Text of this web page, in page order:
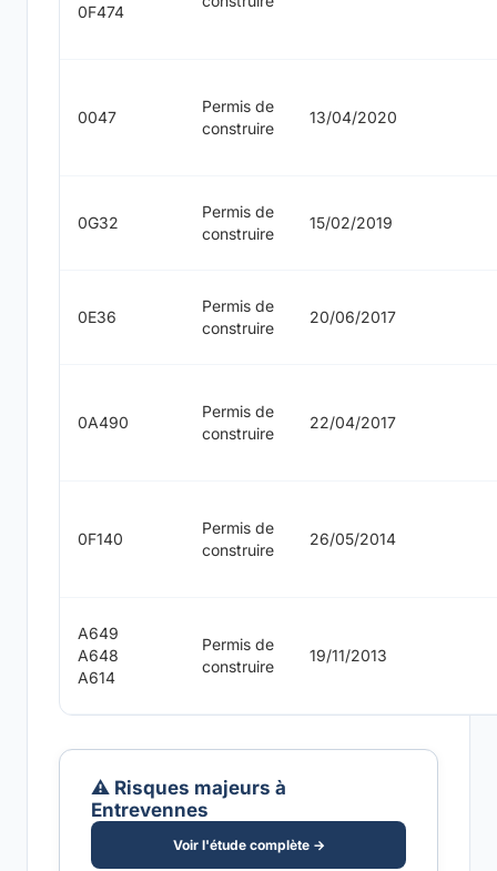
0F474
0047
Permis de
construire
13/04/2020
0G32
Permis de
construire
15/02/2019
0E36
Permis de
construire
20/06/2017
0A490
Permis de
construire
22/04/2017
0F140
Permis de
construire
26/05/2014
A649
A648
A614
Permis de
construire
19/11/2013
⚠️ Risques majeurs à
Entrevennes
Voir l'étude complète →